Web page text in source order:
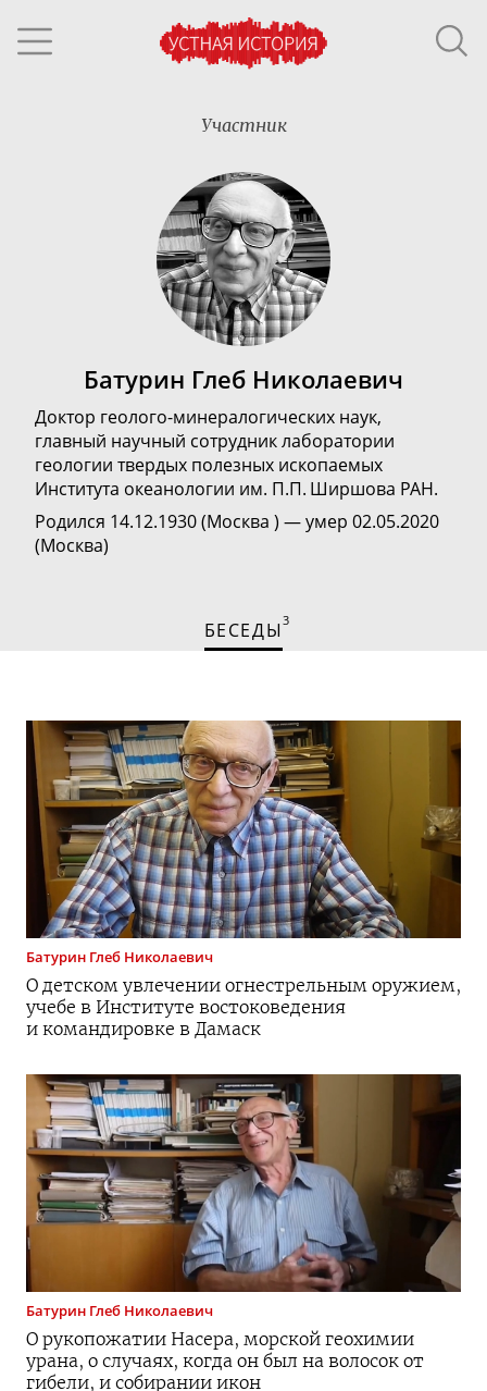
Участник
Батурин Глеб Николаевич
Доктор геолого-минералогических наук,
главный научный сотрудник лаборатории
геологии твердых полезных ископаемых
Института океанологии им. П.П. Ширшова РАН.
Родился 14.12.1930 (Москва ) — умер 02.05.2020
(Москва)
БЕСЕДЫ3
Батурин Глеб Николаевич
О детском увлечении огнестрельным оружием,
учебе в Институте востоковедения
и командировке в Дамаск
Батурин Глеб Николаевич
О рукопожатии Насера, морской геохимии
урана, о случаях, когда он был на волосок от
гибели, и собирании икон